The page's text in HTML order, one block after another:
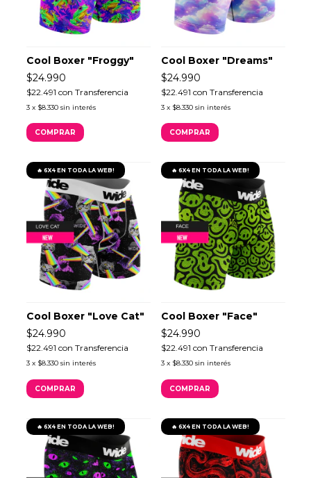
Cool Boxer "Froggy"
$24.990
$22.491 con Transferencia
3 x $8.330 sin interés
COMPRAR
Cool Boxer "Dreams"
$24.990
$22.491 con Transferencia
3 x $8.330 sin interés
COMPRAR
🔥 6X4 EN TODA LA WEB!
Cool Boxer "Love Cat"
$24.990
$22.491 con Transferencia
3 x $8.330 sin interés
COMPRAR
🔥 6X4 EN TODA LA WEB!
Cool Boxer "Face"
$24.990
$22.491 con Transferencia
3 x $8.330 sin interés
COMPRAR
🔥 6X4 EN TODA LA WEB! 🔥 6X4 EN TODA LA WEB!